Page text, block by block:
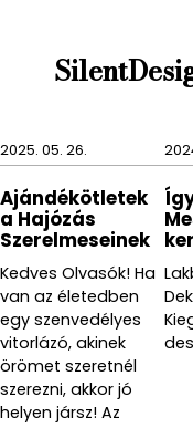
2025. 05. 26.
Ajándékötletek
a Hajózás
Szerelmeseinek
Kedves Olvasók! Ha
van az életedben
egy szenvedélyes
vitorlázó, akinek
örömet szeretnél
szerezni, akkor jó
helyen jársz! Az